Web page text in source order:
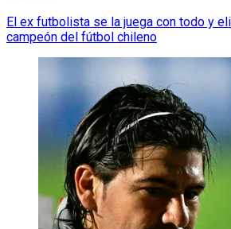
El ex futbolista se la juega con todo y
campeón del fútbol chileno